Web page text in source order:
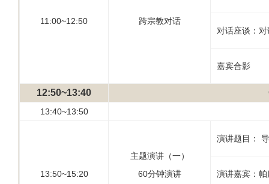
11:00~12:50 跨宗教对话
对话座谈：
嘉宾合影
12:50~13:40
13:40~13:50
13:50~15:20
主题演讲（一）
60分钟演讲
演讲题目：
演讲嘉宾：